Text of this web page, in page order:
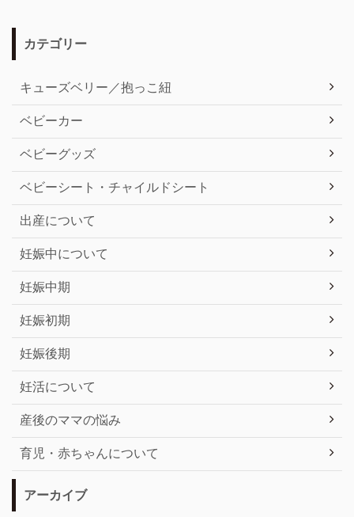
カテゴリー
キューズベリー／抱っこ紐
ベビーカー
ベビーグッズ
ベビーシート・チャイルドシート
出産について
妊娠中について
妊娠中期
妊娠初期
妊娠後期
妊活について
産後のママの悩み
育児・赤ちゃんについて
アーカイブ